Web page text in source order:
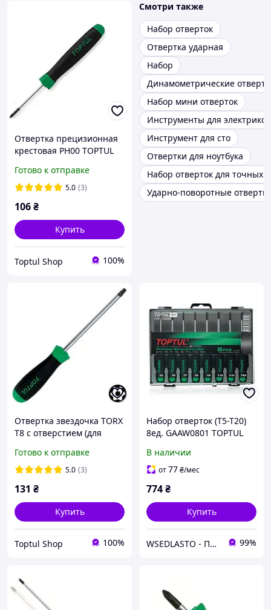
Отвертка прецизионная
крестовая PH00 TOPTUL
Готово к отправке
5.0 (3)
106₴
Купить
Toptul Shop 100%
Смотри также
Набор отверток
Отвертка ударная
Набор
Динамометрические
Набор мини отверток
Инструменты для электриков
Инструмент для сто
Отвертки для ноутбука
Набор отверток для точных
Ударно-поворотные
Отвертка звездочка TORX
T8 с отверстием (для
XBOX) TOPTUL FEAB0808
Готово к отправке
5.0 (3)
131 ₴
Купить
Toptul Shop 100%
Haбop oтвepтoк (T5-T20)
8eд. GAAW0801 TOPTUL
В наличии
от77₴/мес
774₴
Купить
WSEDLASTO - Продаж автосервісного обладнання в Україні 99%